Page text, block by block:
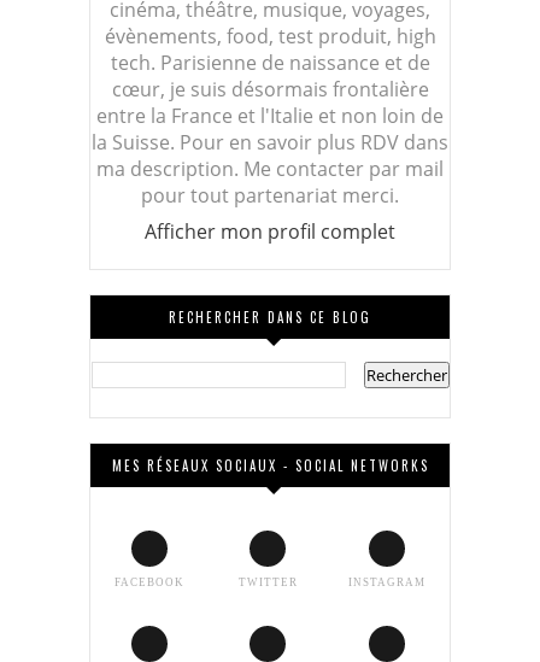
cinéma, théâtre, musique, voyages,
évènements, food, test produit, high
tech. Parisienne de naissance et de
cœur, je suis désormais frontalière
entre la France et l'Italie et non loin de
la Suisse. Pour en savoir plus RDV dans
ma description. Me contacter par mail
pour tout partenariat merci.
Afficher mon profil complet
RECHERCHER DANS CE BLOG
MES RÉSEAUX SOCIAUX - SOCIAL NETWORKS
FACEBOOK TWITTER INSTAGRAM